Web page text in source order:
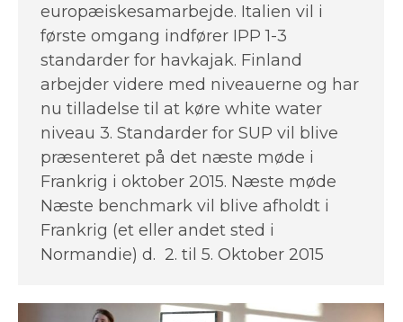
europæiskesamarbejde. Italien vil i
første omgang indfører IPP 1-3
standarder for havkajak. Finland
arbejder videre med niveauerne og har
nu tilladelse til at køre white water
niveau 3. Standarder for SUP vil blive
præsenteret på det næste møde i
Frankrig i oktober 2015. Næste møde
Næste benchmark vil blive afholdt i
Frankrig (et eller andet sted i
Normandie) d. 2. til 5. Oktober 2015